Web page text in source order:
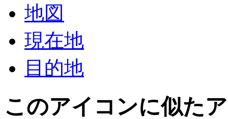
地図
現在地
目的地
このアイコンに似た